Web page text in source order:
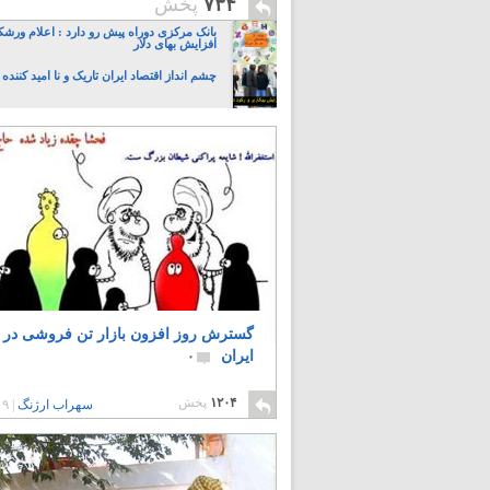
۷۳۴ پخش
بانک مرکزی دوراه پیش رو دارد : اعلام
افزایش بهای دلار
چشم انداز اقتصاد ایران تاریک و نا امید
گسترش روز افزون بازار تن فروشی در
ایران
۰
۱۲۰۴ پخش سهراب ارژنگ |۹ سال پیش